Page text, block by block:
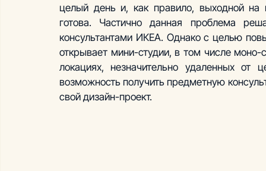
целый день и, как правило, выходной на
готова. Частично данная проблема
консультантами ИКЕА. Однако с целью
открывает мини-студии, в том числе моно-
локациях, незначительно удаленных от
возможность получить предметную
свой дизайн-проект.